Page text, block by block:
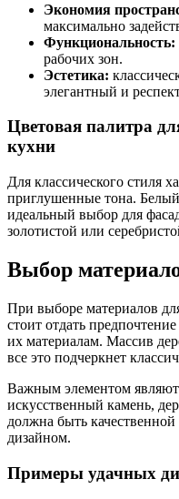
Экономия
максимально
Функциональность:
рабочих зон.
Эстетика:
элегантный и
Цветовая палитра
кухни
Для классического стиля
приглушенные тона.
идеальный выбор для
золотистой или
Выбор
При выборе материалов
стоит отдать
их материалам. Массив
все это подчеркнет
Важным элементом
искусственный камень,
должна быть
дизайном.
Примеры удачных